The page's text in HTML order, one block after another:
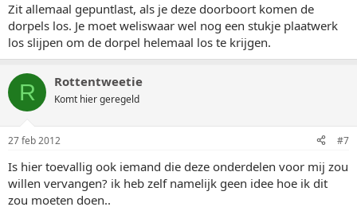
Zit allemaal gepuntlast, als je deze doorboort komen de
dorpels los. Je moet weliswaar wel nog een stukje plaatwerk
los slijpen om de dorpel helemaal los te krijgen.
R Rottentweetie
Komt hier geregeld
27 feb 2012 #7
Is hier toevallig ook iemand die deze onderdelen voor mij zou
willen vervangen? ik heb zelf namelijk geen idee hoe ik dit
zou moeten doen..